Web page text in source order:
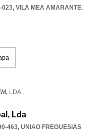
023, VILA MEA AMARANTE,
LDA...
Lda
463, UNIAO FREGUESIAS